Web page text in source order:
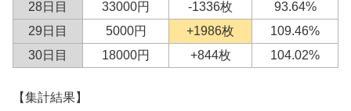
28日目
33000円 -1336枚
93.64%
29日目
5000円 +1986枚
109.46%
30日目
18000円 +844枚 104.02%
【集計結果】